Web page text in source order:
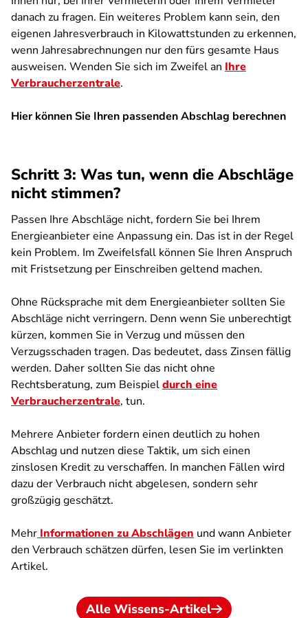
danach zu fragen. Ein weiteres Problem kann sein, den
eigenen Jahresverbrauch in Kilowattstunden zu erkennen,
wenn Jahresabrechnungen nur den fürs gesamte Haus
ausweisen. Wenden Sie sich im Zweifel an Ihre
Verbraucherzentrale.
Hier können Sie Ihren passenden Abschlag berechnen
Schritt 3: Was tun, wenn die Abschläge
nicht stimmen?
Passen Ihre Abschläge nicht, fordern Sie bei Ihrem
Energieanbieter eine Anpassung ein. Das ist in der Regel
kein Problem. Im Zweifelsfall können Sie Ihren Anspruch
mit Fristsetzung per Einschreiben geltend machen.
Ohne Rücksprache mit dem Energieanbieter sollten Sie
Abschläge nicht verringern. Denn wenn Sie unberechtigt
kürzen, kommen Sie in Verzug und müssen den
Verzugsschaden tragen. Das bedeutet, dass Zinsen fällig
werden. Daher sollten Sie das nicht ohne
Rechtsberatung, zum Beispieldurch eine
Verbraucherzentrale, tun.
Mehrere Anbieter fordern einen deutlich zu hohen
Abschlag und nutzen diese Taktik, um sich einen
zinslosen Kredit zu verschaffen. In manchen Fällen wird
dazu der Verbrauch nicht abgelesen, sondern sehr
großzügig geschätzt.
Mehr Informationen zu Abschlägen und wann Anbieter
den Verbrauch schätzen dürfen, lesen Sie im verlinkten
Artikel.
Alle Wissens-Artikel